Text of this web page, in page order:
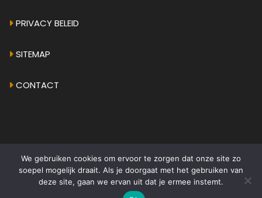
PRIVACY BELEID
SITEMAP
CONTACT
© 2026 - AMPHICAR.EU• ALGEMENE VOORWAARDEN
We gebruiken cookies om ervoor te zorgen dat onze site zo
soepel mogelijk draait. Als je doorgaat met het gebruiken van
deze site, gaan we ervan uit dat je ermee instemt.